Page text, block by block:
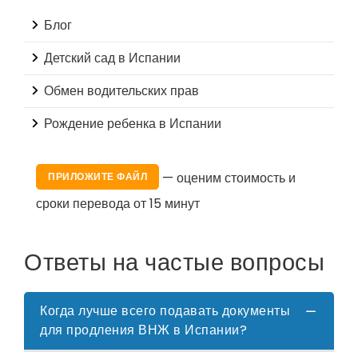
Блог
Детский сад в Испании
Обмен водительских прав
Рождение ребенка в Испании
ПРИЛОЖИТЕ ФАЙЛ
— оценим стоимость и
сроки перевода от 15 минут
Ответы на частые вопросы
Когда лучше всего подавать документы
для продления ВНЖ в Испании?